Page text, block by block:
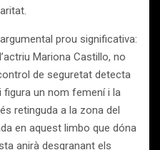
prou significativa:
Mariona Castillo, no
de seguretat detecta
figura un nom femení i la
retinguda a la zona del
en aquest limbo que dóna
anirà desgranant els